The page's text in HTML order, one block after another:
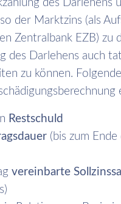
des Darlehens
der Marktzins (als
Zentralbank EZB) zu
des Darlehens auch
zu können.
Restschuld
(bis zum Ende
vereinbarte